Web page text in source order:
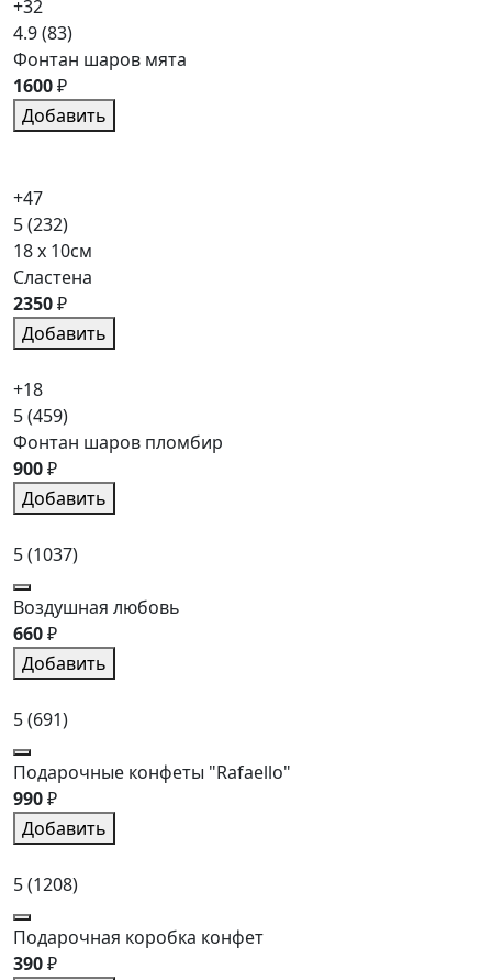
+32
4.9(83)
Фонтан шаров мята
1600₽
Добавить
+47
5(232)
18 x 10см
Сластена
2350₽
Добавить
+18
5(459)
Фонтан шаров пломбир
900₽
Добавить
5(1037)
Воздушная любовь
660₽
Добавить
5(691)
Подарочные конфеты "Rafaello"
990₽
Добавить
5(1208)
Подарочная коробка конфет
390₽